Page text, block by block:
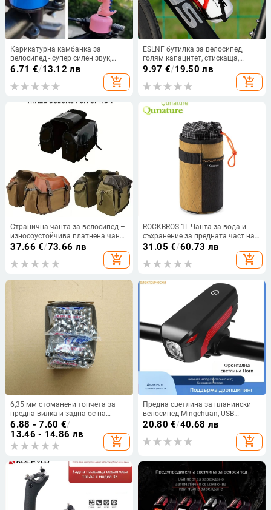
Карикатурна камбанка за
велосипед - супер силен звук,
универсална за детски
алуминиева сплав, модел 1140,
6.71 €/13.12 лв
add_shopping_cart
ESLNF бутилка за велосипед,
голям капацитет, стискаща,
запазва лед, за планински и
9.97 €/19.50 лв
add_shopping_cart
Странична чанта за велосипед –
износоустойчива платнена чанта
за оборудване, стандартна
вместимост (Материал: платно;
Функция: чанта за велосипед;
вижте детайли)
37.66 €/73.66 лв
add_shopping_cart
ROCKBROS 1L Чанта за вода и
съхранение за предната част на
рамката на планински и пътни
кормилото
31.05 €/60.73 лв
add_shopping_cart
6,35 мм стоманени топчета за
предна вилка и задна ос на
велосипед
6.88 - 7.60 €/
13.46 - 14.86 лв
add_shopping_cart
Предна светлина за планински
велосипед Mingchuan, USB
зареждане, T6 LED
20.80 €/40.68 лв
add_shopping_cart